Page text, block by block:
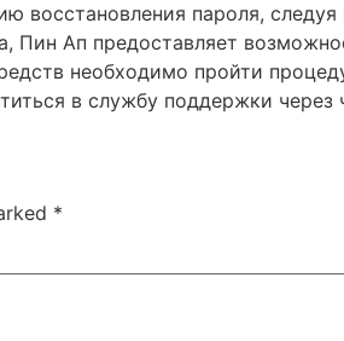
восстановления пароля,
Пин Ап предоставляет
необходимо пройти
в службу поддержки через
*